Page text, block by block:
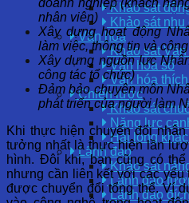
Khảo sát
Khảo sát
Văn hóa
Khảo sát Văn
Văn hóa số
Văn hóa
Chiến lược
Khảo sát
Năng lực
Hài lòng
Lãnh đạo
Khảo sát
Lãnh đạo
Lãnh đạo
doanh nghiệp (khách
nhân viên)
Xây dựng hoạt động
làm việc, thông tin và
Xây dựng nguồn lực
công tác tổ chức)
Đảm bảo chuyên môn
phát triển của người làm
Khi thực hiện chuyển đổi
tưởng nhất là thực hiện lần
hình. Đôi khi, bạn cũng có
nhưng cần liên kết với các yếu
được chuyển đổi tổng thể. Ví